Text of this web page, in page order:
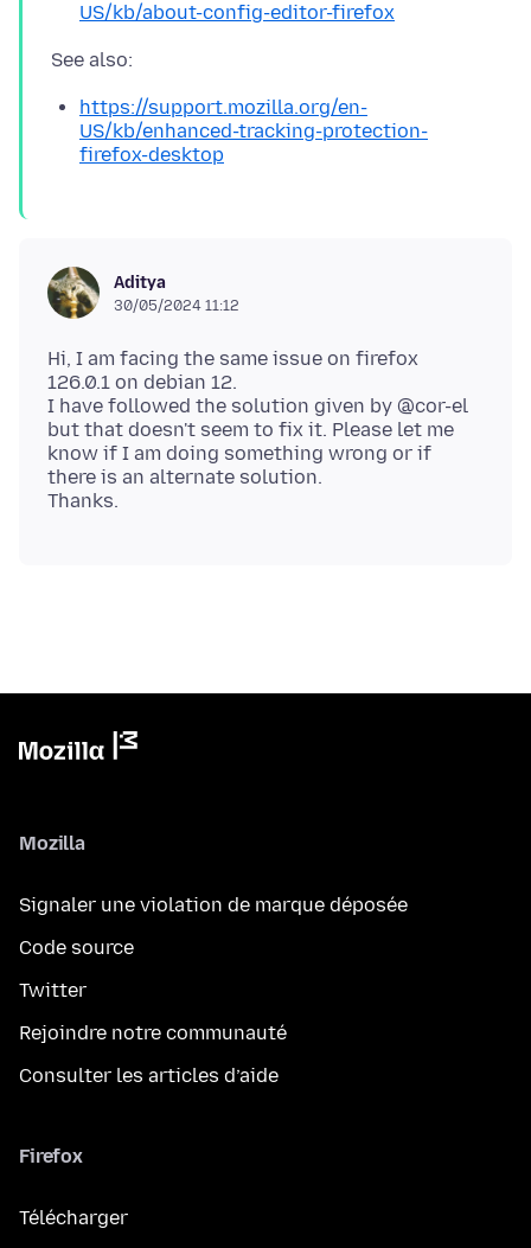
US/kb/about-config-editor-firefox
https://support.mozilla.org/en-
US/kb/enhanced-tracking-protection-
firefox-desktop
Aditya
30/05/2024 11:12
Hi, I am facing the same issue on firefox
126.0.1 on debian 12.
I have followed the solution given by @cor-el
but that doesn't seem to fix it. Please let me
know if I am doing something wrong or if
there is an alternate solution.
Mozilla
Signaler une violation de marque déposée
Code source
Twitter
Rejoindre notre communauté
Consulter les articles d’aide
Firefox
Télécharger